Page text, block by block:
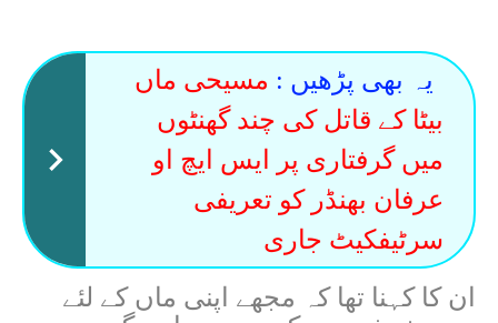
یہ بھی پڑھیں : مسیحی ماں
بیٹا کے قاتل کی چند گھنٹوں
میں گرفتاری پر ایس ایچ او
عرفان بھنڈر کو تعریفی
سرٹیفکیٹ جاری
ان کا کہنا تھا کہ مجھے اپنی ماں کے لئے